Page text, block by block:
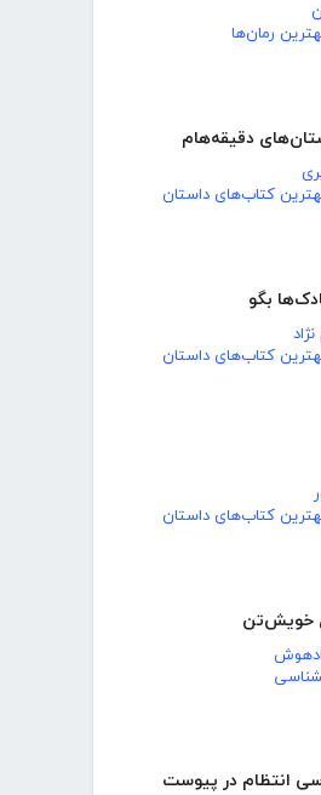
رمان‌ها
دقیقه‌هام
بهترین کتاب‌های داستان
بگو
بهترین کتاب‌های داستان
بهترین کتاب‌های داستان
خویش‌تن
انتظام در پیوست